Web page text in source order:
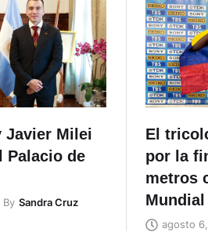
Javier Milei
Palacio de
By Sandra Cruz
El
por la
metros
agosto